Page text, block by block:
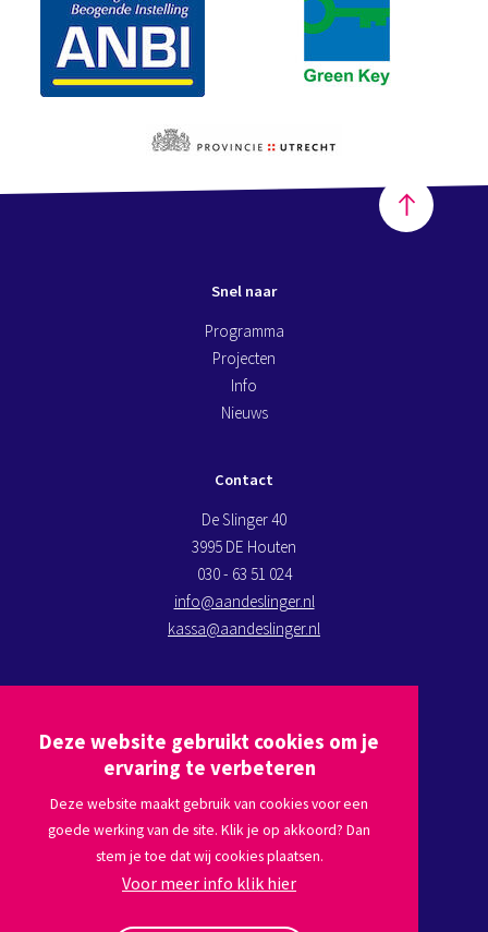
Deze website gebruikt cookies om je
ervaring te verbeteren
Deze website maakt gebruik van cookies voor een
goede werking van de site. Klik je op akkoord? Dan
stem je toe dat wij cookies plaatsen.
Voor meer info klik hier
Snel naar
Programma
Projecten
Info
Nieuws
Contact
De Slinger 40
3995 DE Houten
030 - 63 51 024
info@aandeslinger.nl
kassa@aandeslinger.nl
Plan een route via Google maps
Volg ons